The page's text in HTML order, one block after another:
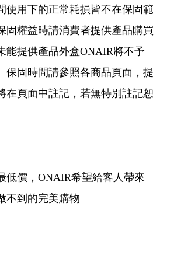
使用下的正常耗損皆不在保固範
固權益時請消費者提供產品購買
能提供產品外盒ONAIR將不予
保固時間請參照各商品頁面，提
在頁面中註記，若無特別註記恕
低價，ONAIR希望給客人帶來
不到的完美購物